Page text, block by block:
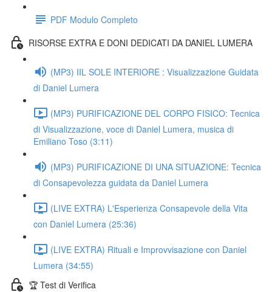
PDF Modulo Completo
RISORSE EXTRA E DONI DEDICATI DA DANIEL LUMERA
(MP3) IIL SOLE INTERIORE : Visualizzazione Guidata
di Daniel Lumera
(MP3) PURIFICAZIONE DEL CORPO FISICO: Tecnica
di Visualizzazione, voce di Daniel Lumera, musica di
Emiliano Toso (3:11)
(MP3) PURIFICAZIONE DI UNA SITUAZIONE: Tecnica
di Consapevolezza guidata da Daniel Lumera
(LIVE EXTRA) L'Esperienza Consapevole della Vita
con Daniel Lumera (25:36)
(LIVE EXTRA) Rituali e Improvvisazione con Daniel
Lumera (34:55)
🏆 Test di Verifica